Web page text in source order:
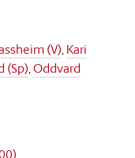
(V),Kari
(Sp),Oddvard